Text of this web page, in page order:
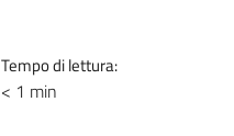
Tempo di lettura:
< 1 min